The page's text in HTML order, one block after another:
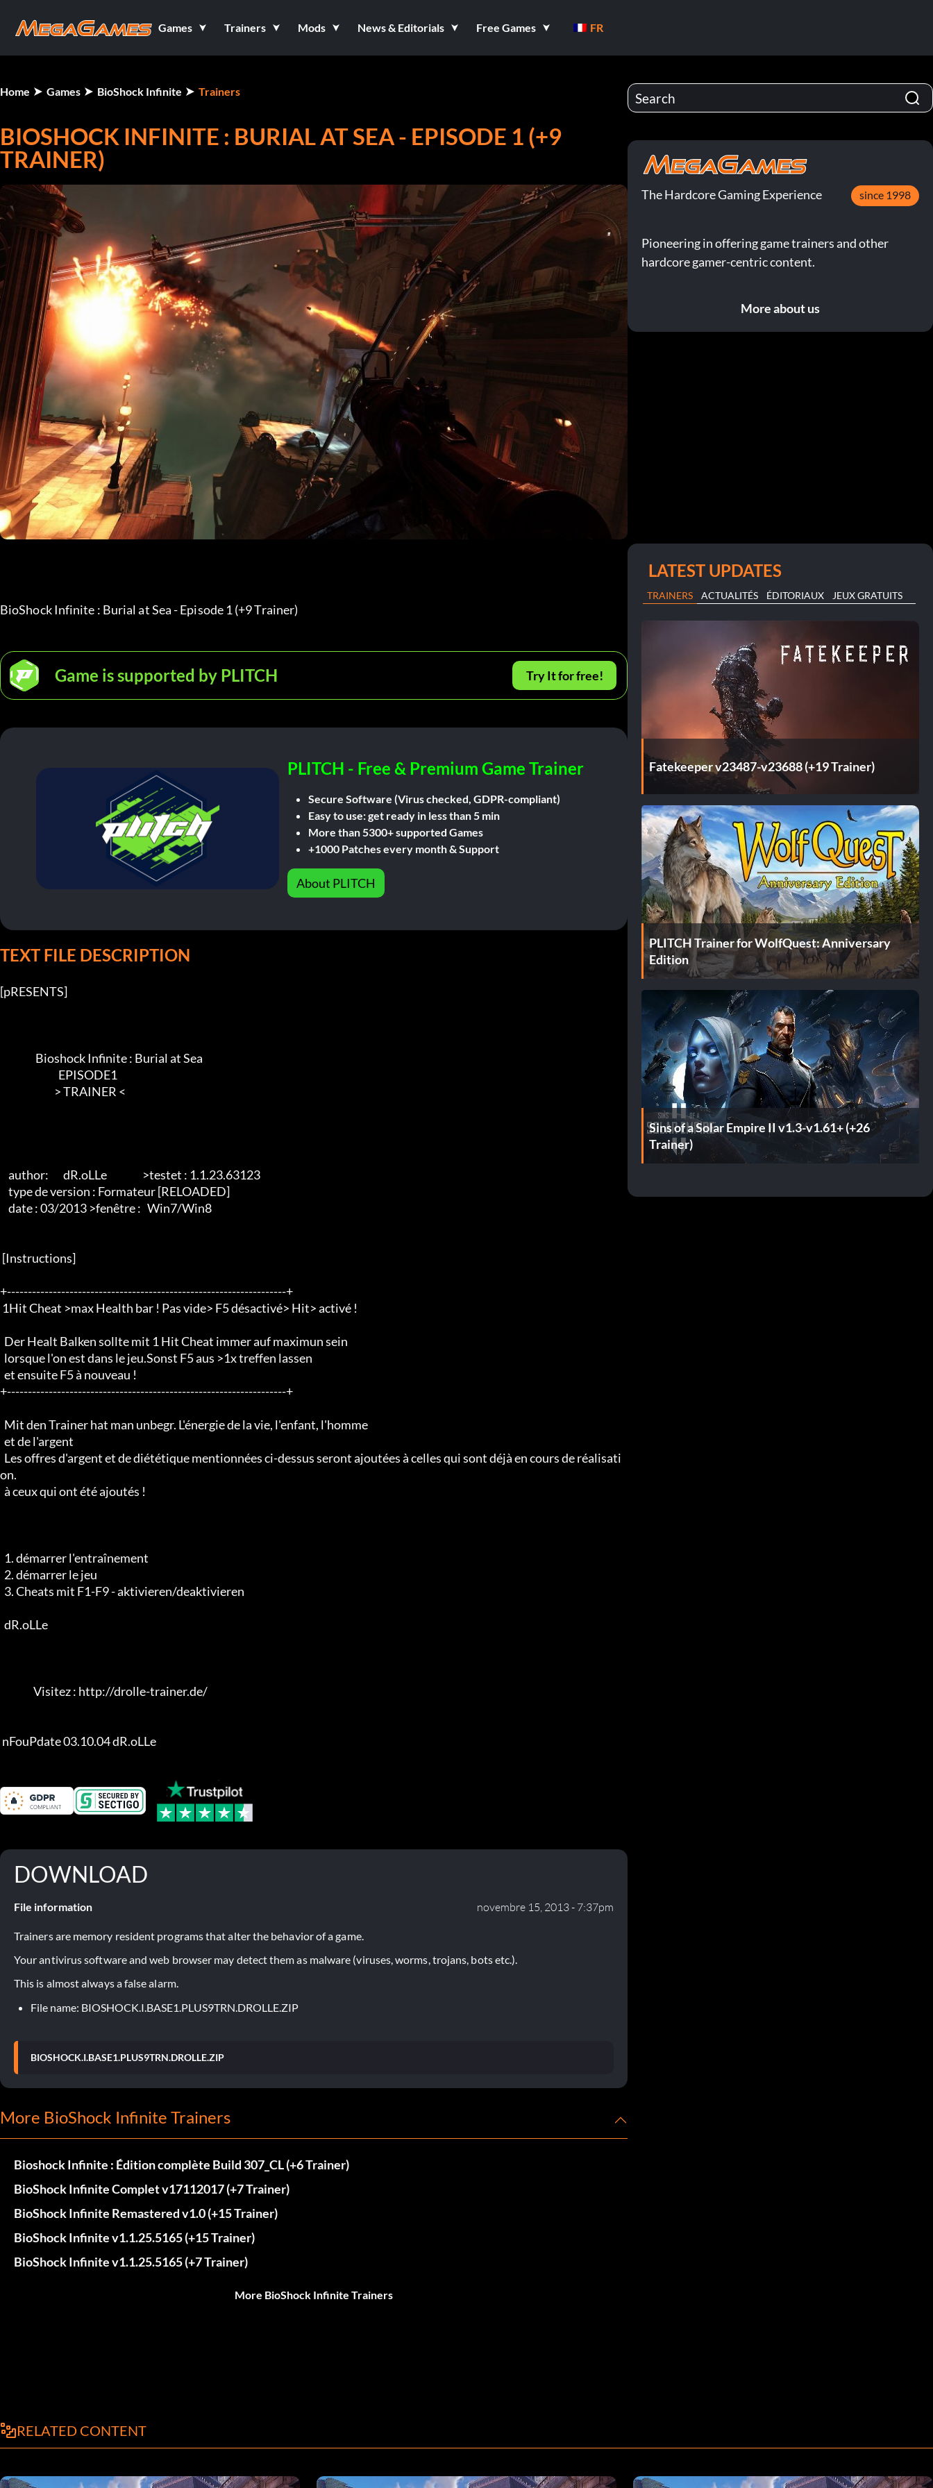
Games Trainers Mods News & Editorials Free Games FR
Home Games BioShock Infinite Trainers
BIOSHOCK INFINITE : BURIAL AT SEA - EPISODE 1 (+9
TRAINER)
BioShock Infinite : Burial at Sea - Episode 1 (+9 Trainer)
Game is supported by PLITCH Try It for free!
PLITCH - Free & Premium Game Trainer
Secure Software (Virus checked, GDPR-compliant)
Easy to use: get ready in less than 5 min
More than 5300+ supported Games
+1000 Patches every month & Support
About PLITCH
TEXT FILE DESCRIPTION
[pRESENTS]
+-------------------------------------------------------------------+
+-------------------------------------------------------------------+
on.
nFouPdate 03.10.04 dR.oLLe
DOWNLOAD
File information novembre 15, 2013 - 7:37pm
Trainers are memory resident programs that alter the behavior of a game.
Your antivirus software and web browser may detect them as malware (viruses, worms, trojans, bots etc.).
This is almost always a false alarm.
File name: BIOSHOCK.I.BASE1.PLUS9TRN.DROLLE.ZIP
BIOSHOCK.I.BASE1.PLUS9TRN.DROLLE.ZIP
More BioShock Infinite Trainers
Bioshock Infinite : Édition complète Build 307_CL (+6 Trainer)
BioShock Infinite Complet v17112017 (+7 Trainer)
BioShock Infinite Remastered v1.0 (+15 Trainer)
BioShock Infinite v1.1.25.5165 (+15 Trainer)
BioShock Infinite v1.1.25.5165 (+7 Trainer)
More BioShock Infinite Trainers
The Hardcore Gaming Experience since 1998
Pioneering in offering game trainers and other
hardcore gamer-centric content.
More about us
LATEST UPDATES
TRAINERS ACTUALITÉS ÉDITORIAUX JEUX GRATUITS
Fatekeeper v23487-v23688 (+19 Trainer)
PLITCH Trainer for WolfQuest: Anniversary
Edition
Sins of a Solar Empire II v1.3-v1.61+ (+26
Trainer)
RELATED CONTENT